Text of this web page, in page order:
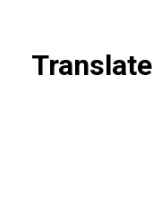
Translate